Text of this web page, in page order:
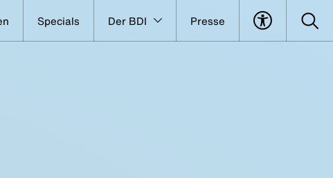
Specials Der BDI Presse